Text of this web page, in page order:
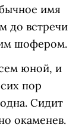
имя
до встречи
шофером.
юной, и
пор
Сидит
окаменев.